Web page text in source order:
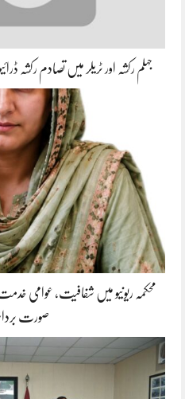
جہلم رکشہ اور ٹریلر میں تصادم رکشہ
محکمہ ریونیو میں شفافیت، عوامی
صورت